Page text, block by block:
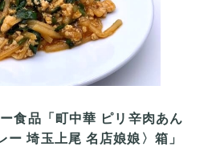
食品「町中華 ピリ辛肉あん
ー 埼玉上尾 名店娘娘〉箱」